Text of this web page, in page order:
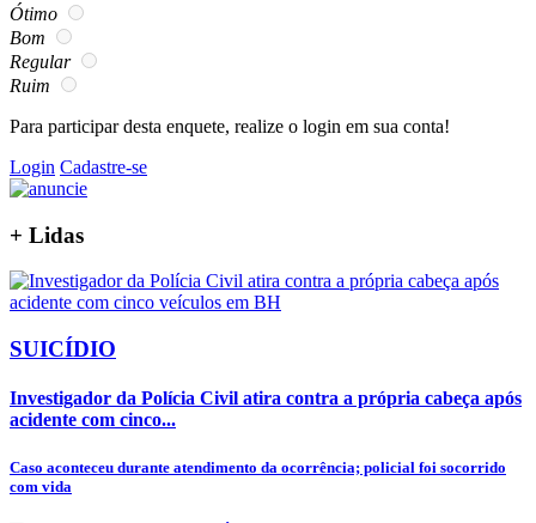
Ótimo
Bom
Regular
Ruim
Para participar desta enquete, realize o login em sua conta!
Login Cadastre-se
+ Lidas
SUICÍDIO
Investigador da Polícia Civil atira contra a própria cabeça após
acidente com cinco...
Caso aconteceu durante atendimento da ocorrência; policial foi socorrido
com vida